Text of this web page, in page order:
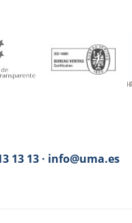
13 13 · info@uma.es